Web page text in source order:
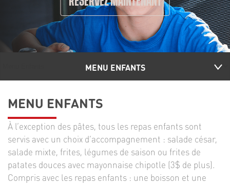
MENU ENFANTS
MENU ENFANTS
À l’exception des pâtes, tous les repas enfants sont
servis avec un choix d’accompagnement : salade césar,
salade mixte, frites, légumes de saison ou frites de
patates douces avec mayonnaise chipotle (3$ de plus).
Compris avec les repas enfants : une boisson et une